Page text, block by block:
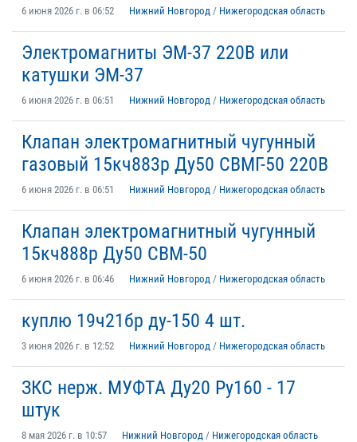
6 июня 2026 г. в 06:52 Нижний Новгород / Нижегородская область
Электромагниты ЭМ-37 220В или
катушки ЭМ-37
6 июня 2026 г. в 06:51 Нижний Новгород / Нижегородская область
Клапан электромагнитный чугунный
газовый 15кч883р Ду50 СВМГ-50 220В
6 июня 2026 г. в 06:51 Нижний Новгород / Нижегородская область
Клапан электромагнитный чугунный
15кч888р Ду50 СВМ-50
6 июня 2026 г. в 06:46 Нижний Новгород / Нижегородская область
куплю 19ч21бр ду-150 4 шт.
3 июня 2026 г. в 12:52 Нижний Новгород / Нижегородская область
ЗКС нерж. МУФТА Ду20 Ру160 - 17
штук
8 мая 2026 г. в 10:57 Нижний Новгород / Нижегородская область